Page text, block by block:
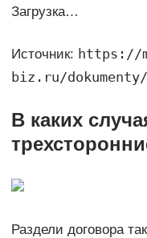
Загрузка…
Источник: https://
biz.ru/
В каких
Раздели договора